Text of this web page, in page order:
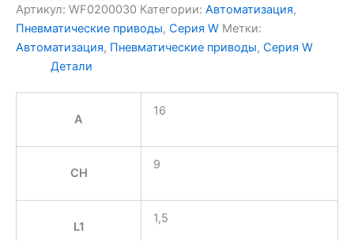
Aignep
WF0200030
Артикул: WF0200030 Категории: Автоматизация,
Пневматические приводы, Серия W Метки:
Автоматизация, Пневматические приводы, Серия W
Детали
A
16
CH
9
L1
1,5